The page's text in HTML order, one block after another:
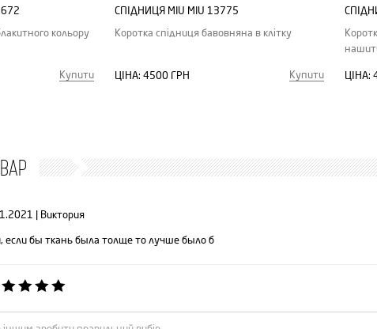
кольору
Купити
СПІДНИЦЯ MIU MIU 13775
Коротка спідниця бавовняна в клітку
ЦІНА: 4500 ГРН Купити ЦІНА:
Виктория
если бы ткань была толще то лучше было б